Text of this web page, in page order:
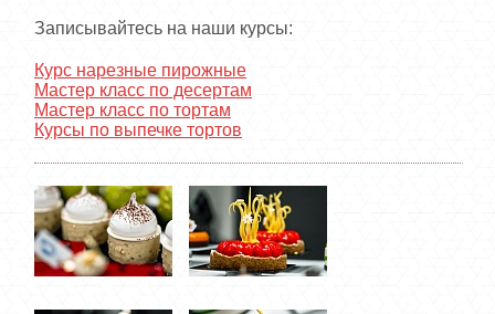
Записывайтесь на наши курсы:
Курс нарезные пирожные
Мастер класс по десертам
Мастер класс по тортам
Курсы по выпечке тортов